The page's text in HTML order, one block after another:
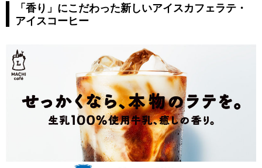
「香り」にこだわった新しいアイスカフェラテ・
アイスコーヒー